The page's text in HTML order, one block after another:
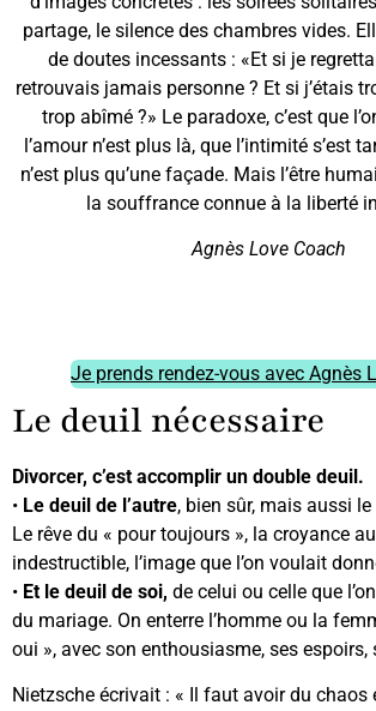
partage, le silence des chambres vides.
de doutes incessants : «Et si je
retrouvais jamais personne ? Et si j’étais
trop abîmé ?» Le paradoxe, c’est que
l’amour n’est plus là, que l’intimité s’est
n’est plus qu’une façade. Mais l’être
la souffrance connue à la liberté
Agnès Love Coach
Je prends rendez-vous avec Agnès
Le deuil nécessaire
Divorcer, c’est accomplir un double deuil.
• Le deuil de l’autre, bien sûr, mais aussi le
Le rêve du « pour toujours », la croyance
indestructible, l’image que l’on voulait
• Et le deuil de soi, de celui ou celle que
du mariage. On enterre l’homme ou la
oui », avec son enthousiasme, ses espoirs,
Nietzsche écrivait : « Il faut avoir du chaos